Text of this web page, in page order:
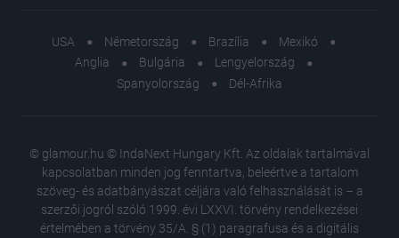
USA Németország Brazília
Mexikó
Anglia
Bulgária
Lengyelország
Spanyolország
Dél-Afrika
© glamour.hu © IndaNext Hungary Kft. Az oldalak tartalmával
kapcsolatban minden jog fenntartva, beleértve a tartalom
szöveg- és adatbányászat céljára való felhasználását is – a
szerzői jogról szóló 1999. évi LXXVI. törvény rendelkezései
értelmében a törvény 35/A. § (1) paragrafusa és a digitális